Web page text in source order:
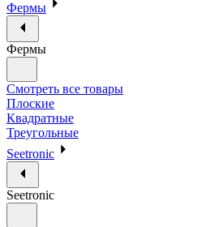
Фермы
Фермы
Смотреть все товары
Плоские
Квадратные
Треугольные
Seetronic
Seetronic